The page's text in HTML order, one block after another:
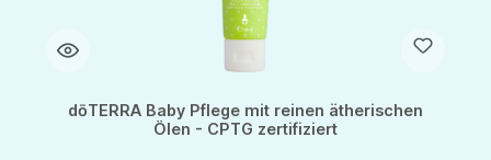
dōTERRA Baby Pflege mit reinen ätherischen
Ölen - CPTG zertifiziert